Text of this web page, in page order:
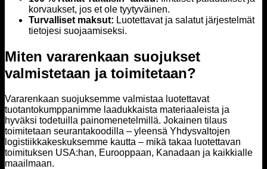
korvaukset, jos et ole tyytyväinen.
Turvalliset maksut: Luotettavat ja salatut järjestelmät
tietojesi suojaamiseksi.
Miten vararenkaan suojukset
valmistetaan ja toimitetaan?
Vararenkaan suojuksemme valmistaa luotettavat
tuotantokumppanimme laadukkaista materiaaleista ja
hyväksi todetuilla painomenetelmillä. Jokainen tilaus
toimitetaan seurantakoodilla – yleensä Yhdysvaltojen
logistiikkakeskuksemme kautta – mikä takaa luotettavan
toimituksen USA:han, Eurooppaan, Kanadaan ja kaikkialle
maailmaan.